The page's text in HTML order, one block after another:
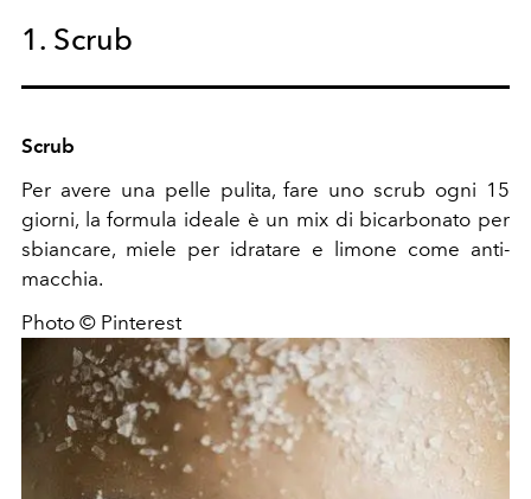
1. Scrub
Scrub
Per avere una pelle pulita, fare uno scrub ogni 15
giorni, la formula ideale è un mix di bicarbonato per
sbiancare, miele per idratare e limone come anti-
macchia.
Photo © Pinterest